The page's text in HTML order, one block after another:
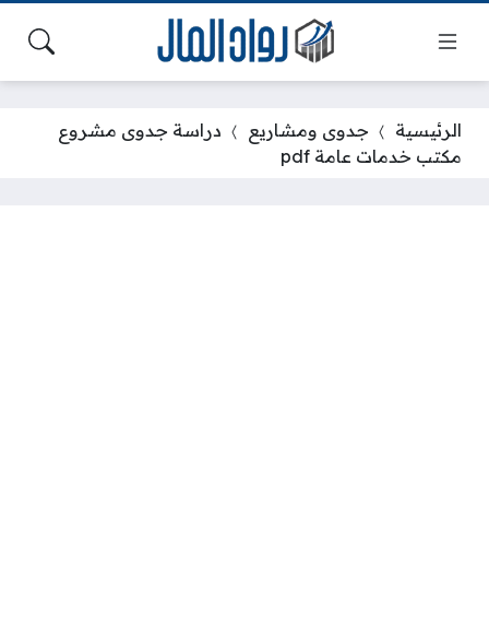
الرئيسية جدوى ومشاريع
دراسة جدوى مشروع
مكتب خدمات عامة pdf